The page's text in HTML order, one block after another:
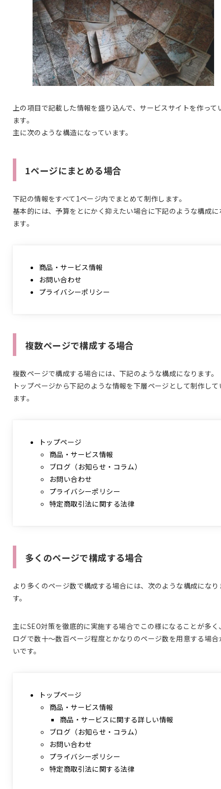
上の項目で記載した情報を盛り込んで、サービスサイトを作って
ます。
主に次のような構造になっています。
1ページにまとめる場合
下記の情報をすべて1ページ内でまとめて制作します。
基本的には、予算をとにかく抑えたい場合に下記のような構成に
ます。
商品・サービス情報
お問い合わせ
プライバシーポリシー
複数ページで構成する場合
複数ページで構成する場合には、下記のような構成になります。
トップページから下記のような情報を下層ページとして制作して
ます。
トップページ
商品・サービス情報
ブログ（お知らせ・コラム）
お問い合わせ
プライバシーポリシー
特定商取引法に関する法律
多くのページで構成する場合
より多くのページ数で構成する場合には、次のような構成になり
す。
主にSEO対策を徹底的に実施する場合でこの様になることが多く
ログで数十〜数百ページ程度とかなりのページ数を用意する場合
いです。
トップページ
商品・サービス情報
商品・サービスに関する詳しい情報
ブログ（お知らせ・コラム）
お問い合わせ
プライバシーポリシー
特定商取引法に関する法律